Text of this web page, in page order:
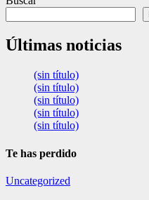
Últimas noticias
(sin título)
(sin título)
(sin título)
(sin título)
(sin título)
Te has perdido
Uncategorized